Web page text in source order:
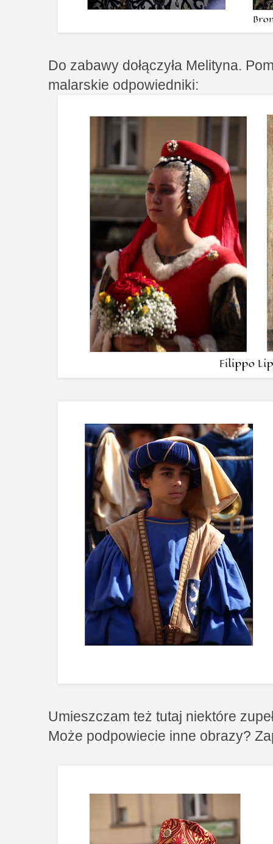
Do zabawy dołączyła Melityna.
malarskie odpowiedniki:
Umieszczam też tutaj niektóre
Może podpowiecie inne obrazy?